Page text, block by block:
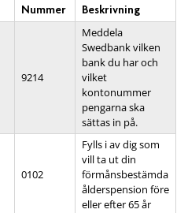
Nummer Beskrivning
9214
Meddela
Swedbank vilken
bank du har och
vilket
kontonummer
pengarna ska
sättas in på.
0102
Fylls i av dig som
vill ta ut din
förmånsbestämda
ålderspension före
eller efter 65 år